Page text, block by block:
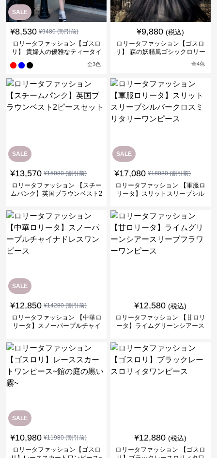
SALE
¥8,530 ¥9480(割引前)
ロリータファッション【ゴスロ
リ】 貴婦人の優雅なティータイ
全3色
¥9,880 (税込)
ロリータファッション【ゴスロ
リ】 森の妖精風ゴシックロリー
全4色
SALE
¥13,570 ¥15080(割引前)
ロリータファッション 【スチー
ムパンク】英国ブラウンベスト2
SALE
¥17,080 ¥18080(割引前)
ロリータファッション 【軍服ロ
リータ】スリットスリーブシル
SALE
¥12,850 ¥14280(割引前)
ロリータファッション 【中華ロ
リータ】スノーパープルチャイ
¥12,580 (税込)
ロリータファッション 【甘ロリ
ータ】ライムグリーンシアース
SALE
¥10,980 ¥11980(割引前)
ロリータファッション【ゴスロ
¥12,880 (税込)
ロリータファッション 【ゴスロ